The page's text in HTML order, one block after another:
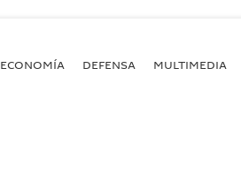
ECONOMÍA DEFENSA MULTIMEDIA